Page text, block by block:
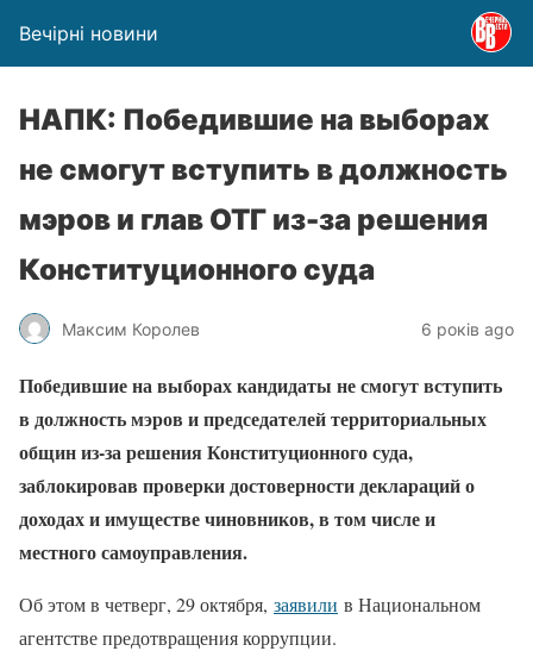
Вечірні новини
НАПК: Победившие на выборах
не смогут вступить в должность
мэров и глав ОТГ из-за решения
Конституционного суда
Максим Королев 6 років ago
Победившие на выборах кандидаты не смогут вступить
в должность мэров и председателей территориальных
общин из-за решения Конституционного суда,
заблокировав проверки достоверности деклараций о
доходах и имуществе чиновников, в том числе и
местного самоуправления.
Об этом в четверг, 29 октября, заявили в Национальном
агентстве предотвращения коррупции.